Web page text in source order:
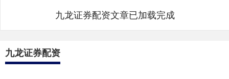
九龙证券配资文章已加载完成
九龙证券配资